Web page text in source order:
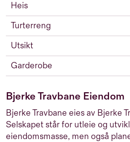
Heis
Turterreng
Utsikt
Garderobe
Bjerke Travbane Eiendom
Bjerke Travbane eies av Bjerke
Selskapet står for utleie og
eiendomsmasse, men også